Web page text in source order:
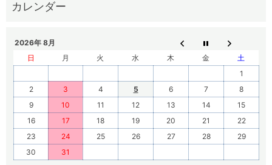
2026年 8月
日
月 火 水 木 金
土
1
2
3 4 5 6 7
8
9
10 11 12 13 14
15
16
17 18 19 20 21
22
23
24 25 26 27 28
29
30
31